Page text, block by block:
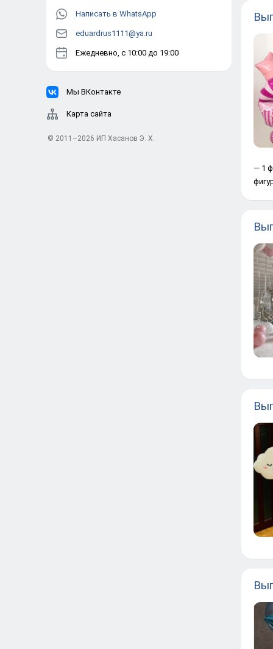
— 1
Написать в WhatsApp
eduardrus1111@ya.ru
Ежедневно, с 10:00 до 19:00
Мы ВКонтакте
Карта сайта
© 2011–2026 ИП Хасанов Э. Х.